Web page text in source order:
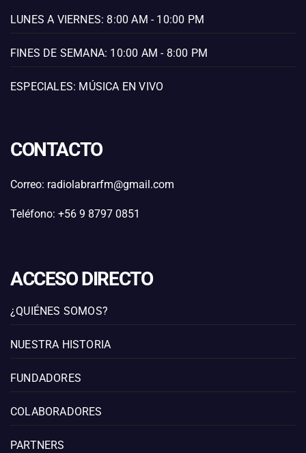
LUNES A VIERNES: 8:00 AM - 10:00 PM
FINES DE SEMANA: 10:00 AM - 8:00 PM
ESPECIALES: MÚSICA EN VIVO
CONTACTO
Correo: radiolabrarfm@gmail.com
Teléfono: +56 9 8797 0851
ACCESO DIRECTO
¿QUIÉNES SOMOS?
NUESTRA HISTORIA
FUNDADORES
COLABORADORES
PARTNERS